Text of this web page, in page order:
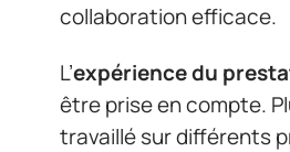
collaboration efficace.
L’expérience du
être prise en compte.
travaillé sur différents